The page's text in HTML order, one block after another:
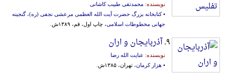
نویسنده: محمدتقی طبیب کاشانی
•کتابخانه بزرگ حضرت آیت الله العظمی مرعشی نجفی (ره)، گنجینه
جهانی مخطوطات اسلامی، چاپ اول، قم، ۱۳۸۹ش.
۹. آذربایجان و اران
نویسنده: عنایت الله رضا
• هزار کرمان، تهران، ۱۳۸۵ش.